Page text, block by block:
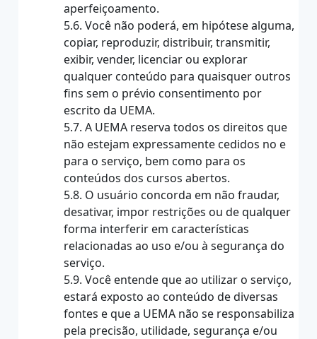
aperfeiçoamento.
5.6. Você não poderá, em hipótese alguma,
copiar, reproduzir, distribuir, transmitir,
exibir, vender, licenciar ou explorar
qualquer conteúdo para quaisquer outros
fins sem o prévio consentimento por
escrito da UEMA.
5.7. A UEMA reserva todos os direitos que
não estejam expressamente cedidos no e
para o serviço, bem como para os
conteúdos dos cursos abertos.
5.8. O usuário concorda em não fraudar,
desativar, impor restrições ou de qualquer
forma interferir em características
relacionadas ao uso e/ou à segurança do
serviço.
5.9. Você entende que ao utilizar o serviço,
estará exposto ao conteúdo de diversas
fontes e que a UEMA não se responsabiliza
pela precisão, utilidade, segurança e/ou